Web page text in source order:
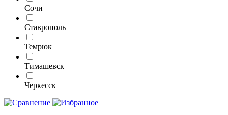
Сочи
Ставрополь
Темрюк
Тимашевск
Черкесск